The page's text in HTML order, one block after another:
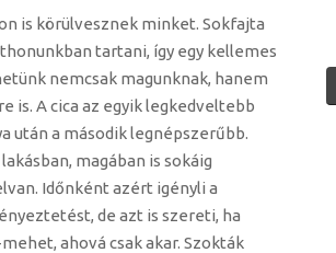
is körülvesznek minket. Sokfajta
tartani, így egy kellemes
nemcsak magunknak, hanem
is. A cica az egyik legkedveltebb
után a második legnépszerűbb.
magában is sokáig
Időnként azért igényli a
de azt is szereti, ha
ahová csak akar. Szokták